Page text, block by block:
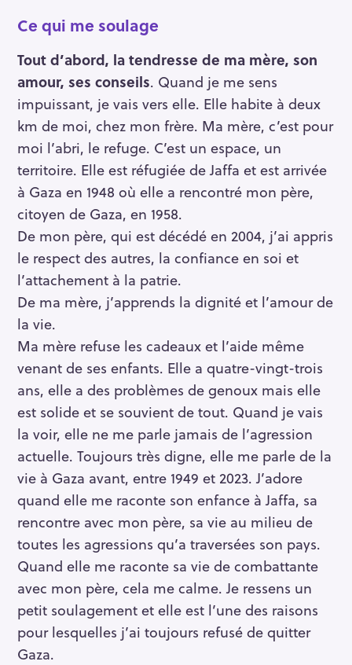
Ce qui me soulage
Tout d’abord, la tendresse de ma mère, son
amour, ses conseils. Quand je me sens
impuissant, je vais vers elle. Elle habite à deux
km de moi, chez mon frère. Ma mère, c’est pour
moi l’abri, le refuge. C’est un espace, un
territoire. Elle est réfugiée de Jaffa et est arrivée
à Gaza en 1948 où elle a rencontré mon père,
citoyen de Gaza, en 1958.
De mon père, qui est décédé en 2004, j’ai appris
le respect des autres, la confiance en soi et
l’attachement à la patrie.
De ma mère, j’apprends la dignité et l’amour de
la vie.
Ma mère refuse les cadeaux et l’aide même
venant de ses enfants. Elle a quatre-vingt-trois
ans, elle a des problèmes de genoux mais elle
est solide et se souvient de tout. Quand je vais
la voir, elle ne me parle jamais de l’agression
actuelle. Toujours très digne, elle me parle de la
vie à Gaza avant, entre 1949 et 2023. J’adore
quand elle me raconte son enfance à Jaffa, sa
rencontre avec mon père, sa vie au milieu de
toutes les agressions qu’a traversées son pays.
Quand elle me raconte sa vie de combattante
avec mon père, cela me calme. Je ressens un
petit soulagement et elle est l’une des raisons
pour lesquelles j’ai toujours refusé de quitter
Gaza.
e
c
h
r
c
h
e
r